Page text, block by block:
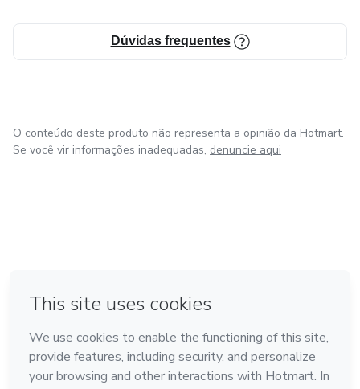
Para aprender basta querer e eu estou aqui para ajudar!
Dúvidas frequentes
O conteúdo deste produto não representa a opinião da Hotmart.
Se você vir informações inadequadas, denuncie aqui
Feito com ❤ na Cidade do México